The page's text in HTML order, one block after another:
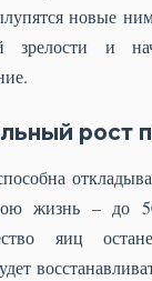
новые
зрелости и
рост
жизнь – до
яиц